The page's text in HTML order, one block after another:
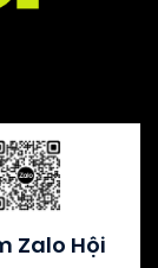
Zalo Hội